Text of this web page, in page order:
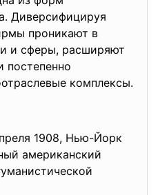
Диверсифицируя
проникают в
и сферы, расширяют
постепенно
комплексы.
1908, Нью-Йорк
американский